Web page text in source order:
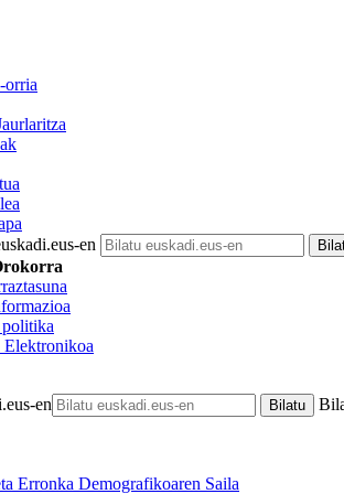
orria
en
Elektronikoa
en
Erronka Demografikoaren Saila